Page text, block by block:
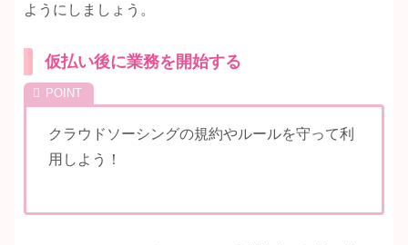
ようにしましょう。
仮払い後に業務を開始する
クラウドソーシングの規約やルールを守って利
用しよう！